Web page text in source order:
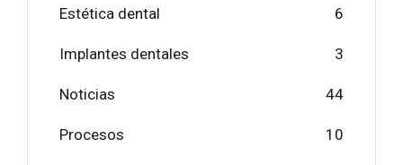
Estética dental 6
Implantes dentales 3
Noticias 44
Procesos 10